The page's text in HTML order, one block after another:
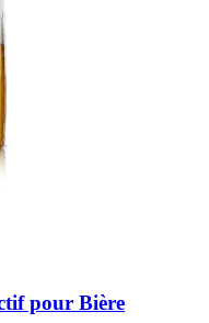
pour Bière